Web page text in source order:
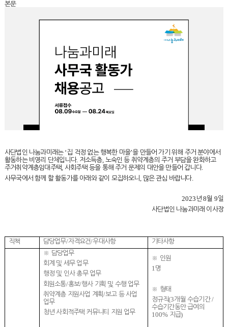
본문
사단법인 나눔과미래는 ‘집 걱정 없는 행복한 마을’을 만들어 가기 위해 주거 분야에서
활동하는 비영리 단체입니다. 저소득층, 노숙인 등 취약계층의 주거 부담을 완화하고
주거취약계층임대주택, 사회주택 등을 통해 주거 문제의 대안을 만들어 갑니다.
사무국에서 함께 할 활동가를 아래와 같이 모집하오니 많은 관심 바랍니다.
2023 년8월 9일
사단법인 나눔과미래 이사장
직책 담당업무/자격요건/우대사항 기타사항
※ 담당업무
회계 및 세무 업무
행정 및 인사 총무 업무
회원소통/홍보/행사 기획 및 수행 업무
취약계층 지원사업 계획/보고 등 사업
업무
청년 사회적주택 커뮤니티 지원 업무
※ 인원
1 명
※ 형태
정규직(3개월 수습기간/
수습기간동안 급여의
100% 지급)